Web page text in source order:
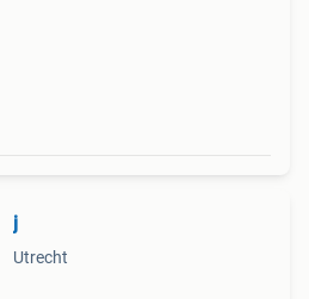
j
Utrecht